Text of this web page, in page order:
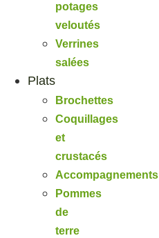
potages
veloutés
Verrines
salées
Plats
Brochettes
Coquillages
et
crustacés
Accompagnements
Pommes
de
terre